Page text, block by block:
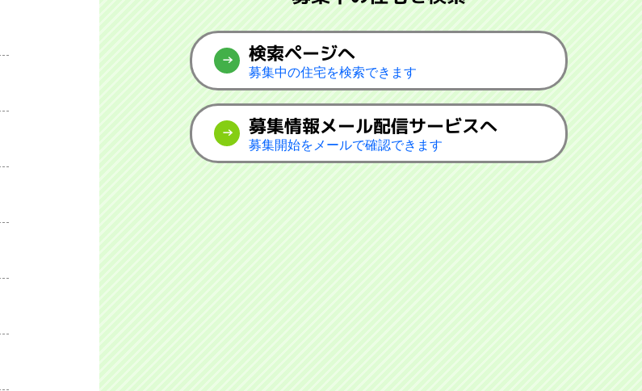
検索ページへ
募集中の住宅を検索できます
募集情報メール配信サービスへ
募集開始をメールで確認できます